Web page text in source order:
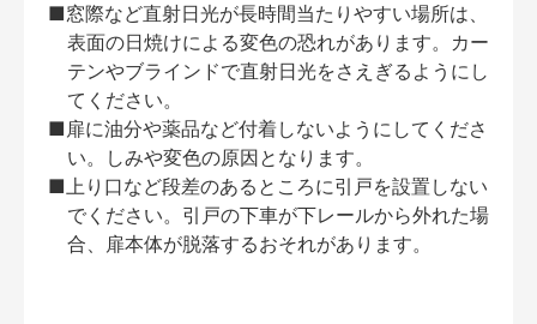
■窓際など直射日光が長時間当たりやすい場所は、
表面の日焼けによる変色の恐れがあります。カー
テンやブラインドで直射日光をさえぎるようにし
てください。
■扉に油分や薬品など付着しないようにしてくださ
い。しみや変色の原因となります。
■上り口など段差のあるところに引戸を設置しない
でください。引戸の下車が下レールから外れた場
合、扉本体が脱落するおそれがあります。